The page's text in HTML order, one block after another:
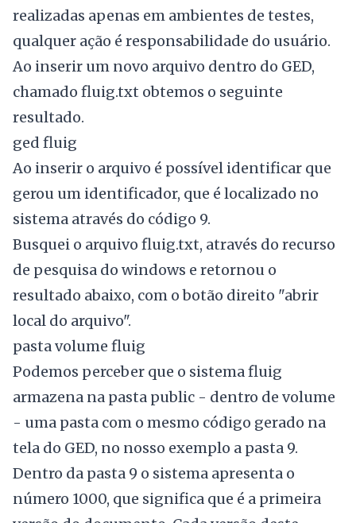
realizadas apenas em ambientes de testes,
qualquer ação é responsabilidade do usuário.
Ao inserir um novo arquivo dentro do GED,
chamado fluig.txt obtemos o seguinte
resultado.
ged fluig
Ao inserir o arquivo é possível identificar que
gerou um identificador, que é localizado no
sistema através do código 9.
Busquei o arquivo fluig.txt, através do recurso
de pesquisa do windows e retornou o
resultado abaixo, com o botão direito "abrir
local do arquivo".
pasta volume fluig
Podemos perceber que o sistema fluig
armazena na pasta public - dentro de volume
- uma pasta com o mesmo código gerado na
tela do GED, no nosso exemplo a pasta 9.
Dentro da pasta 9 o sistema apresenta o
número 1000, que significa que é a primeira